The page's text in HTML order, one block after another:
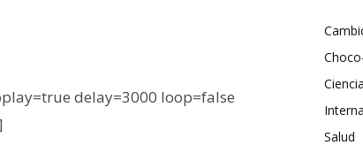
delay=3000 loop=false
Ciencia
Salud